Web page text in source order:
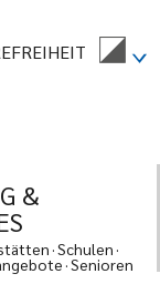
&
Schulen
Senioren